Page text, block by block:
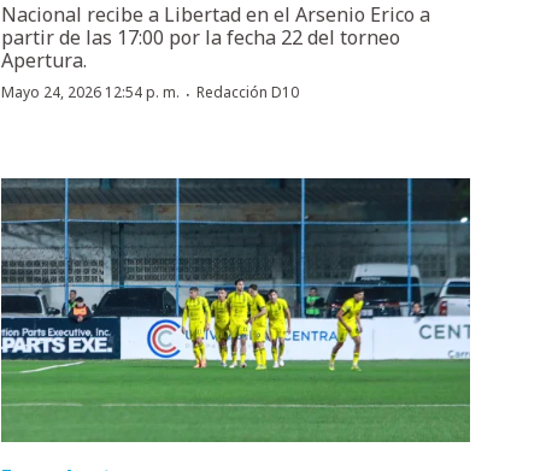
Nacional recibe a Libertad en el Arsenio Erico a
partir de las 17:00 por la fecha 22 del torneo
Apertura.
Mayo 24, 2026 12:54 p. m. · Redacción D10